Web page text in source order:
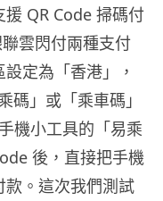
QR Code 掃碼付
雲閃付兩種支付
定為「香港」，
」或「乘車碼」
機小工具的「易乘
後，直接把手機
。這次我們測試